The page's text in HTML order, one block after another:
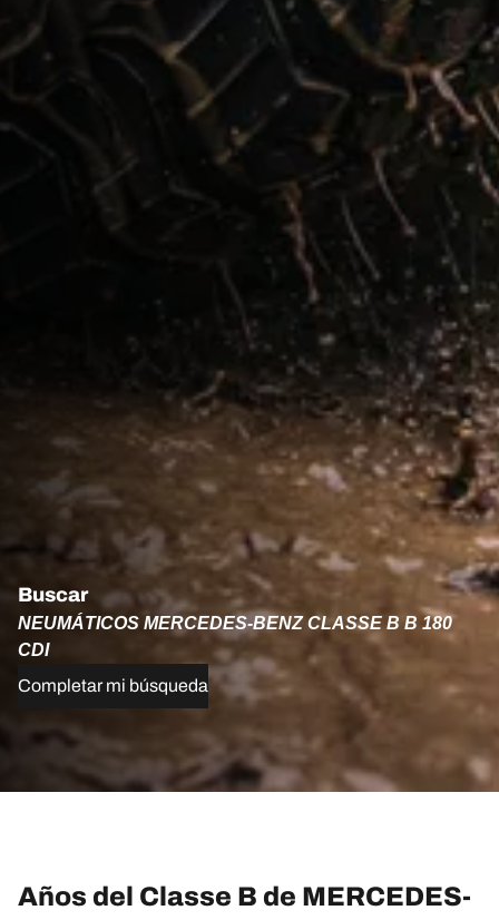
Buscar
NEUMÁTICOS MERCEDES-BENZ CLASSE B B 180
CDI
Completar mi búsqueda
Años del Classe B de MERCEDES-